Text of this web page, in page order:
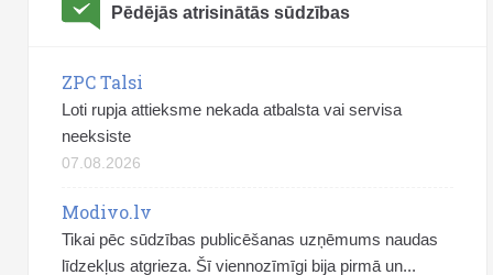
Pēdējās atrisinātās sūdzības
ZPC Talsi
Loti rupja attieksme nekada atbalsta vai servisa
neeksiste
07.08.2026
Modivo.lv
Tikai pēc sūdzības publicēšanas uzņēmums naudas
līdzekļus atgrieza. Šī viennozīmīgi bija pirmā un...